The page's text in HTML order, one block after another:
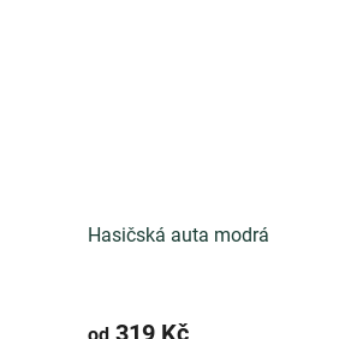
Hasičská auta modrá
od 319 Kč